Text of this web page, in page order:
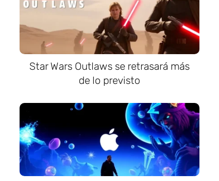
Star Wars Outlaws se retrasará más
de lo previsto